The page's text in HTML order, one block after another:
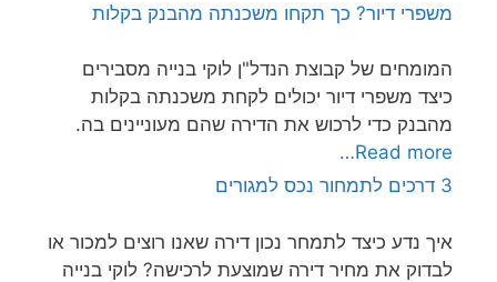
משפרי דיור? כך תקחו משכנתה מהבנק בקלות
המומחים של קבוצת הנדל"ן לוקי בנייה מסבירים
כיצד משפרי דיור יכולים לקחת משכנתה בקלות
מהבנק כדי לרכוש את הדירה שהם מעוניינים בה.
Read more…
3 דרכים לתמחור נכס למגורים
איך נדע כיצד לתמחר נכון דירה שאנו רוצים למכור או
לבדוק את מחיר דירה שמוצעת לרכישה? לוקי בנייה